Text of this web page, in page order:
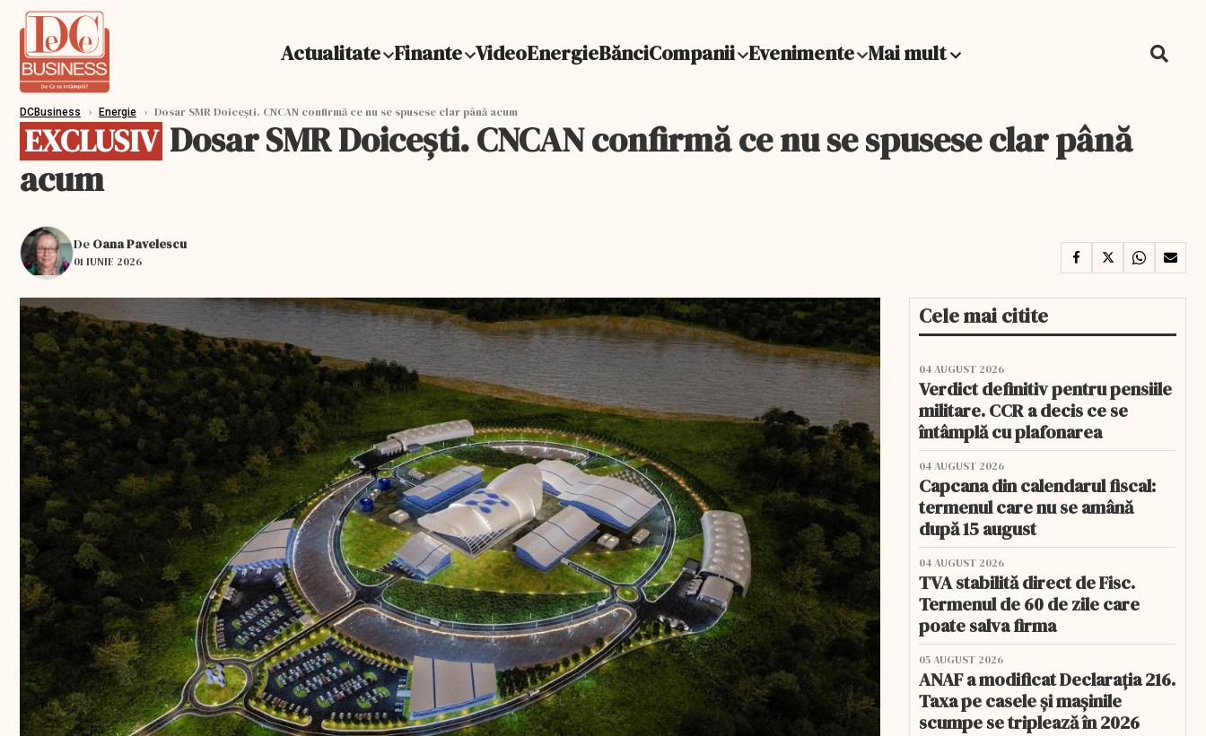
Actualitate Finante VideoEnergieBănciCompanii Evenimente Mai mult
DCBusiness › Energie › Dosar SMR Doicești. CNCAN confirmă ce nu se spusese clar până acum
EXCLUSIV Dosar SMR Doicești. CNCAN confirmă ce nu se spusese clar până
acum
De Oana Pavelescu
01 IUNIE 2026
Cele mai citite
04 AUGUST 2026
Verdict definitiv pentru pensiile
militare. CCR a decis ce se
întâmplă cu plafonarea
04 AUGUST 2026
Capcana din calendarul fiscal:
termenul care nu se amână
după 15 august
04 AUGUST 2026
TVA stabilită direct de Fisc.
Termenul de 60 de zile care
poate salva firma
05 AUGUST 2026
ANAF a modificat Declarația 216.
Taxa pe casele și mașinile
scumpe se triplează în 2026